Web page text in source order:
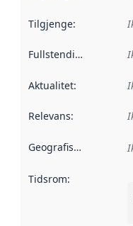
Tilgjenge:
Fullstendigheit
Aktualitet:
Relevans:
Geografisk område
Tidsrom: